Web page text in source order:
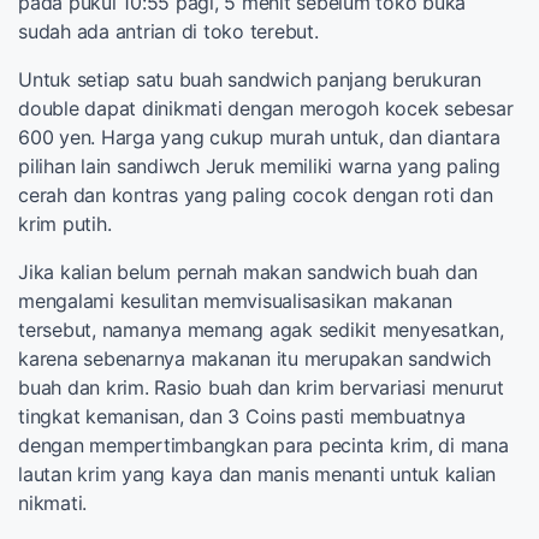
sudah ada antrian di toko terebut.
Untuk setiap satu buah sandwich panjang berukuran
double dapat dinikmati dengan merogoh kocek sebesar
600 yen. Harga yang cukup murah untuk, dan diantara
pilihan lain sandiwch Jeruk memiliki warna yang paling
cerah dan kontras yang paling cocok dengan roti dan
krim putih.
Jika kalian belum pernah makan sandwich buah dan
mengalami kesulitan memvisualisasikan makanan
tersebut, namanya memang agak sedikit menyesatkan,
karena sebenarnya makanan itu merupakan sandwich
buah dan krim. Rasio buah dan krim bervariasi menurut
tingkat kemanisan, dan 3 Coins pasti membuatnya
dengan mempertimbangkan para pecinta krim, di mana
lautan krim yang kaya dan manis menanti untuk kalian
nikmati.